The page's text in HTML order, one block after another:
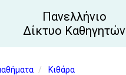
Πανελλήνιο
Δίκτυο Καθηγητών
Κιθάρα